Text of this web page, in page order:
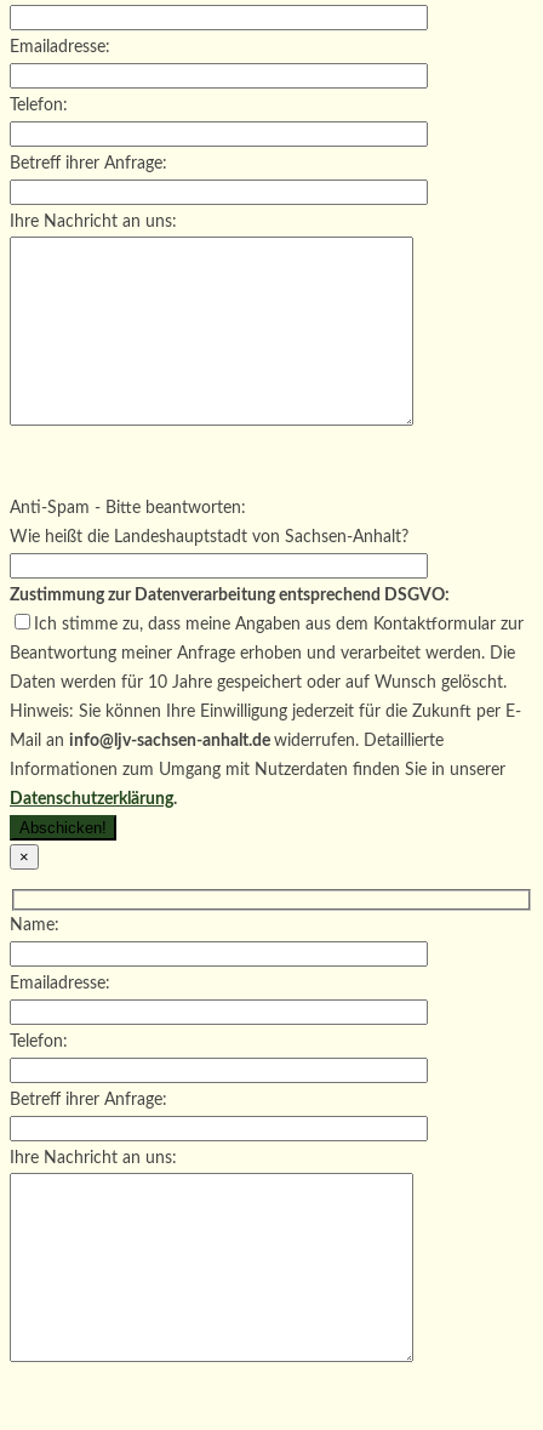
Emailadresse:
Telefon:
Betreff ihrer Anfrage:
Ihre Nachricht an uns:
Bitte lasse dieses Feld leer.
Anti-Spam - Bitte beantworten:
Wie heißt die Landeshauptstadt von Sachsen-Anhalt?
Zustimmung zur Datenverarbeitung entsprechend DSGVO:
Ich stimme zu, dass meine Angaben aus dem Kontaktformular zur
Beantwortung meiner Anfrage erhoben und verarbeitet werden. Die
Daten werden für 10 Jahre gespeichert oder auf Wunsch gelöscht.
Hinweis: Sie können Ihre Einwilligung jederzeit für die Zukunft per E-
Mail an info@ljv-sachsen-anhalt.de widerrufen. Detaillierte
Informationen zum Umgang mit Nutzerdaten finden Sie in unserer
Datenschutzerklärung.
×
Name:
Emailadresse:
Telefon:
Betreff ihrer Anfrage:
Ihre Nachricht an uns: